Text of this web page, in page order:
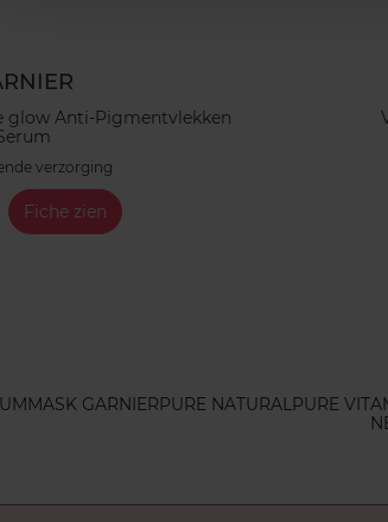
glow Anti-Pigmentvlekken
verzorging
Fiche zien
MASK GARNIERPURE NATURAL PURE